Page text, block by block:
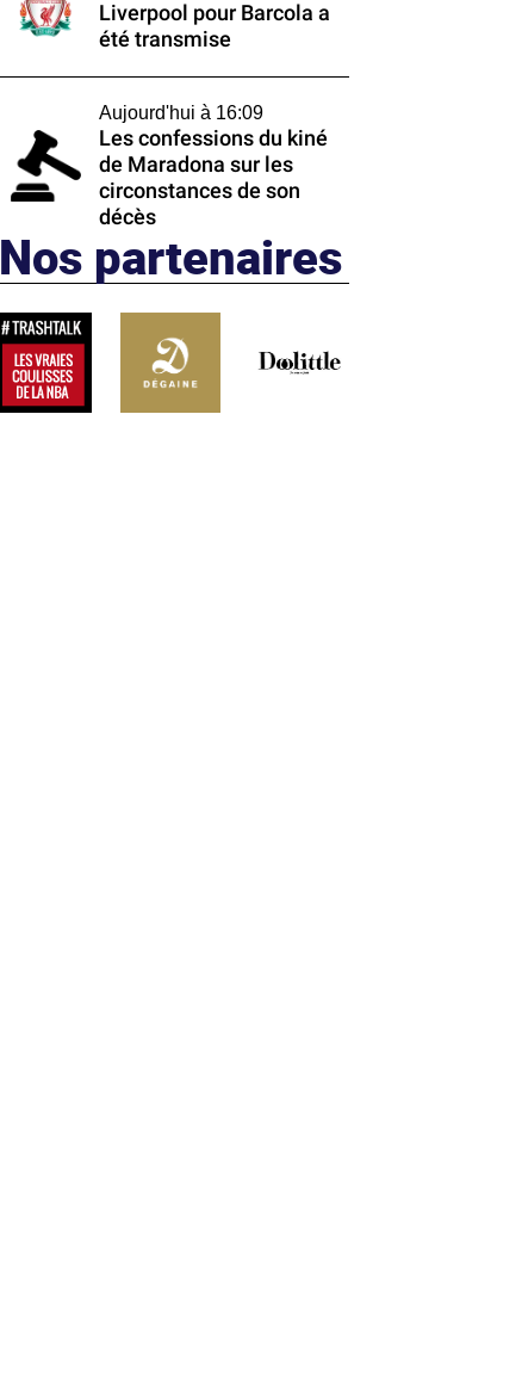
Liverpool pour Barcola a
été transmise
Aujourd'hui à 16:09
Les confessions du kiné
de Maradona sur les
circonstances de son
décès
Nos partenaires